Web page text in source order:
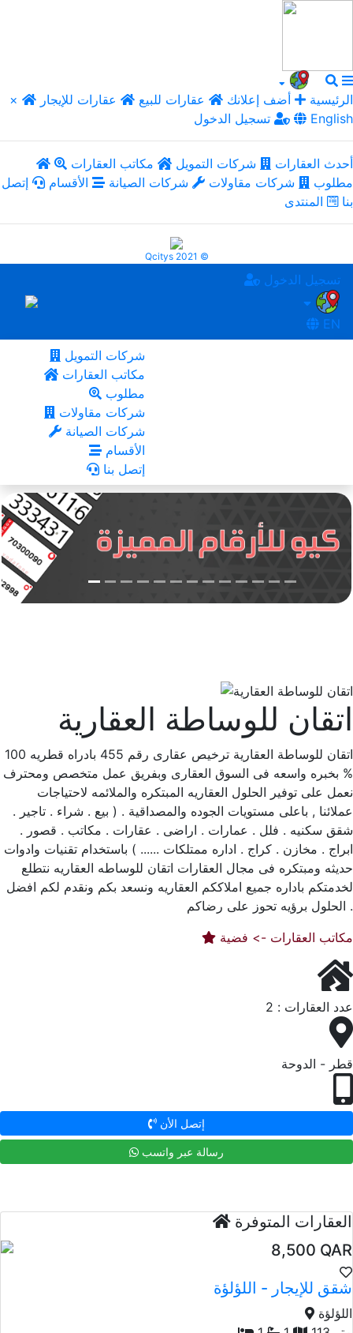
× الرئيسية أضف إعلانك عقارات للبيع
عقارات للإيجار
تسجيل الدخول
English
أحدث العقارات شركات التمويل
مكاتب العقارات
مطلوب
شركات مقاولات شركات الصيانة الأقسام
إتصل
بنا
المنتدى
Qcitys 2021 ©
تسجيل الدخول
EN
شركات التمويل
مكاتب العقارات
مطلوب
شركات مقاولات
شركات الصيانة
الأقسام
إتصل بنا